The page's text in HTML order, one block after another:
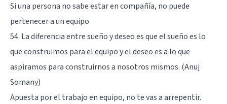
Si una persona no sabe estar en compañía, no puede
pertenecer a un equipo
54. La diferencia entre sueño y deseo es que el sueño es lo
que construimos para el equipo y el deseo es a lo que
aspiramos para construirnos a nosotros mismos. (Anuj
Somany)
Apuesta por el trabajo en equipo, no te vas a arrepentir.